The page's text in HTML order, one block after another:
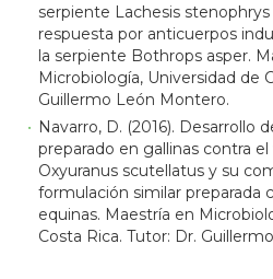
serpiente Lachesis
respuesta por anticuerpos
la serpiente Bothrops asper.
Microbiología, Universidad de
Guillermo León Montero.
Navarro, D. (2016). Desarrollo
preparado en gallinas contra
Oxyuranus scutellatus y su
formulación similar preparada
equinas. Maestría en
Costa Rica. Tutor: Dr.